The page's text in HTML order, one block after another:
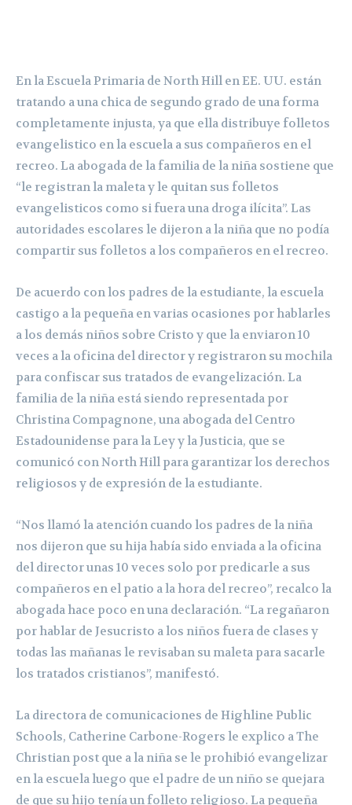
En la Escuela Primaria de North Hill en EE. UU. están
tratando a una chica de segundo grado de una forma
completamente injusta, ya que ella distribuye folletos
evangelistico en la escuela a sus compañeros en el
recreo. La abogada de la familia de la niña sostiene que
“le registran la maleta y le quitan sus folletos
evangelisticos como si fuera una droga ilícita”. Las
autoridades escolares le dijeron a la niña que no podía
compartir sus folletos a los compañeros en el recreo.
De acuerdo con los padres de la estudiante, la escuela
castigo a la pequeña en varias ocasiones por hablarles
a los demás niños sobre Cristo y que la enviaron 10
veces a la oficina del director y registraron su mochila
para confiscar sus tratados de evangelización. La
familia de la niña está siendo representada por
Christina Compagnone, una abogada del Centro
Estadounidense para la Ley y la Justicia, que se
comunicó con North Hill para garantizar los derechos
religiosos y de expresión de la estudiante.
“Nos llamó la atención cuando los padres de la niña
nos dijeron que su hija había sido enviada a la oficina
del director unas 10 veces solo por predicarle a sus
compañeros en el patio a la hora del recreo”, recalco la
abogada hace poco en una declaración. “La regañaron
por hablar de Jesucristo a los niños fuera de clases y
todas las mañanas le revisaban su maleta para sacarle
los tratados cristianos”, manifestó.
La directora de comunicaciones de Highline Public
Schools, Catherine Carbone-Rogers le explico a The
Christian post que a la niña se le prohibió evangelizar
en la escuela luego que el padre de un niño se quejara
de que su hijo tenía un folleto religioso. La pequeña